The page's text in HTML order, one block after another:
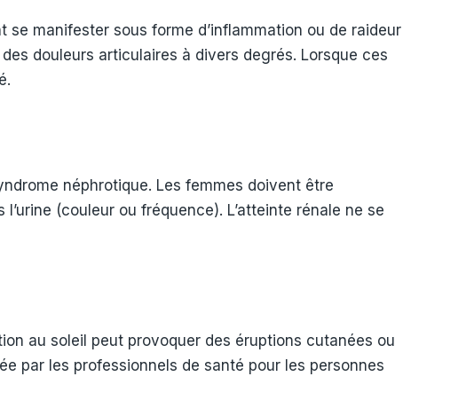
manifester sous forme d’inflammation ou de raideur
douleurs articulaires à divers degrés. Lorsque ces
néphrotique. Les femmes doivent être
(couleur ou fréquence). L’atteinte rénale ne se
au soleil peut provoquer des éruptions cutanées ou
par les professionnels de santé pour les personnes